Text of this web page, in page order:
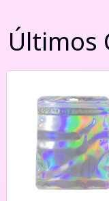
Últimos